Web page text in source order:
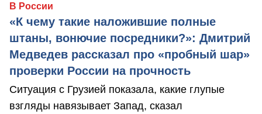
В России
«К чему такие наложившие полные
штаны, вонючие посредники?»: Дмитрий
Медведев рассказал про «пробный шар»
проверки России на прочность
Ситуация с Грузией показала, какие глупые
взгляды навязывает Запад, сказал